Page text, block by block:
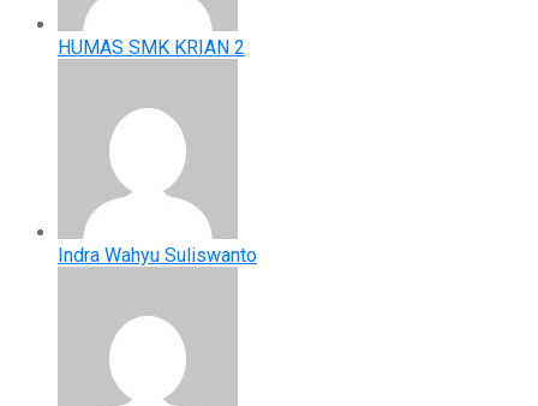
HUMAS SMK KRIAN 2
Indra Wahyu Suliswanto